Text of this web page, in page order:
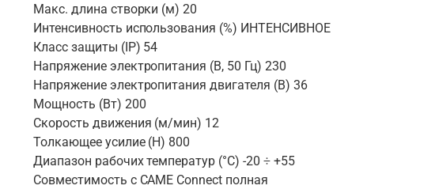
Макс. длина створки (м) 20
Интенсивность использования (%) ИНТЕНСИВНОЕ
Класс защиты (IP) 54
Напряжение электропитания (В, 50 Гц) 230
Напряжение электропитания двигателя (В) 36
Мощность (Вт) 200
Скорость движения (м/мин) 12
Толкающее усилие (Н) 800
Диапазон рабочих температур (°C) -20 ÷ +55
Совместимость с CAME Connect полная